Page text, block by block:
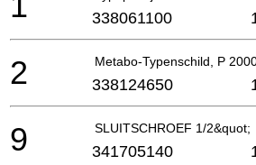
338061100
Metabo-Typenschild, P
2 338124650
SLUITSCHROEF 1/2&quot;
9 341705140